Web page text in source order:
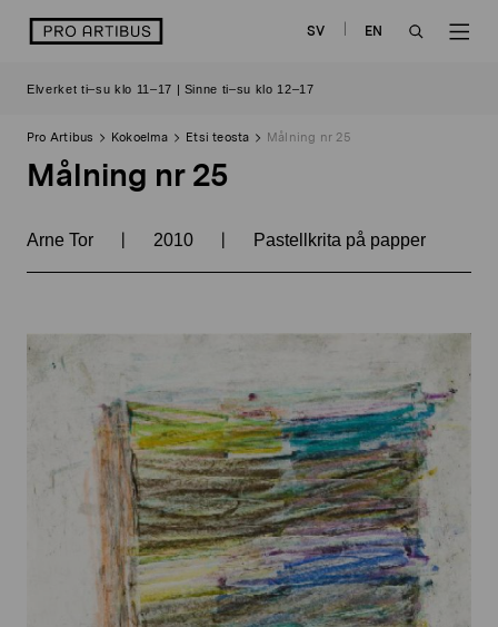
sisältöön
logo SV
EN
Elverket ti–su klo 11–17 | Sinne ti–su klo 12–17
Pro Artibus Kokoelma Etsi teosta Målning nr 25
Målning nr 25
Arne Tor | 2010 | Pastellkrita på papper